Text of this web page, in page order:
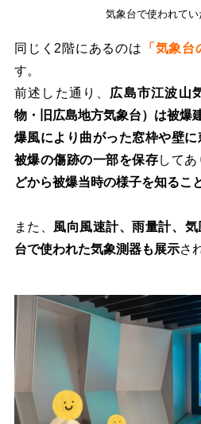
気象台で使われて
同じく2階にあるのは 「気象
す。
前述した通り、 広島市江波山
物・旧広島地方気象台）は被爆
爆風により曲がった窓枠や壁に
被爆の傷跡の一部を保存して
どから被爆当時の様子を知るこ
また、 風向風速計、雨量計、
台で使われた気象測器も展示さ